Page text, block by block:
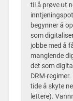
til å prøve ut
begynner å
som
jobbe med å
manglende
det som
DRM-
tide å skyte
lettere).